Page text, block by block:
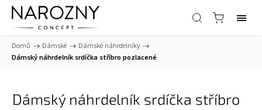
Domů / Dámské / Dámské náhrdelníky /
Dámský náhrdelník srdíčka stříbro pozlacené
Dámský náhrdelník srdíčka stříbro